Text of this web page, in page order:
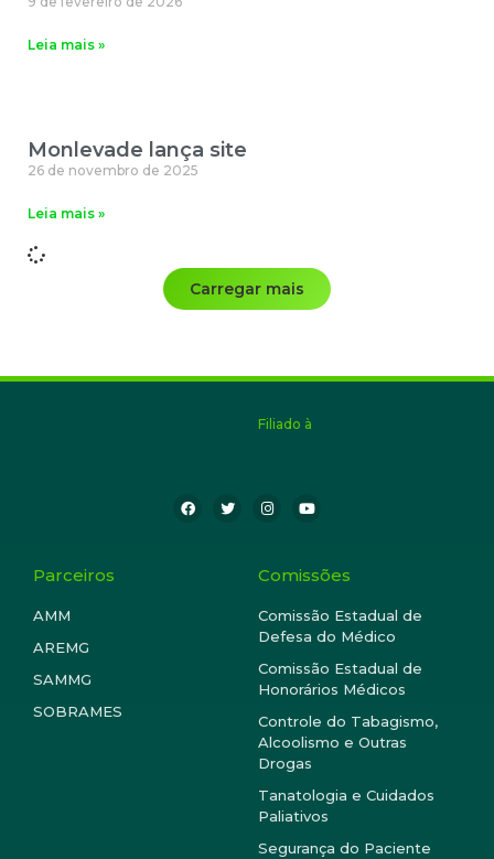
Leia mais »
Monlevade lança site
26 de novembro de 2025
Leia mais »
Carregar mais
Filiado à
Parceiros
AMM
AREMG
SAMMG
SOBRAMES
Comissões
Comissão Estadual de
Defesa do Médico
Comissão Estadual de
Honorários Médicos
Controle do Tabagismo,
Alcoolismo e Outras
Drogas
Tanatologia e Cuidados
Paliativos
Segurança do Paciente